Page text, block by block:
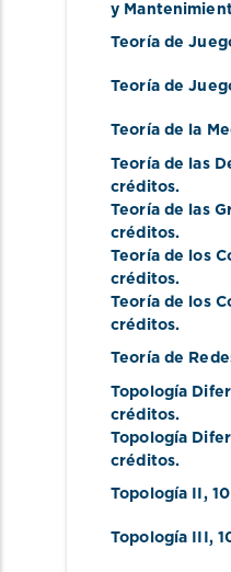
y
Teoría de
Teoría de
Teoría de la
Teoría de las
créditos.
Teoría de las
créditos.
Teoría de los
créditos.
Teoría de los
créditos.
Teoría de
Topología
créditos.
Topología
créditos.
Topología II ,
Topología III ,